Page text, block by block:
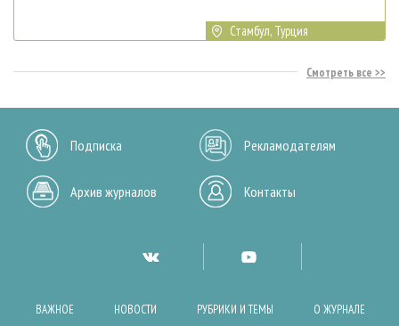
Стамбул, Турция
Смотреть все
Подписка Рекламодателям
Архив журналов Контакты
ВАЖНОЕ НОВОСТИ РУБРИКИ И ТЕМЫ О ЖУРНАЛЕ